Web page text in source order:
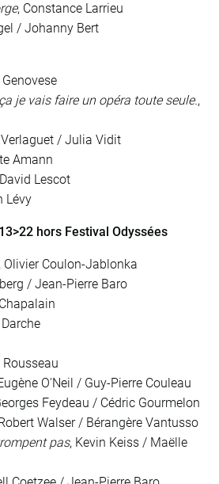
, Constance Larrieu
/ Johanny Bert
je vais faire un opéra toute seule.,
/ Julia Vidit
Amann
Lescot
Lévy
hors Festival Odyssées
Olivier Coulon-Jablonka
/ Jean-Pierre Baro
Rousseau
O'Neil / Guy-Pierre Couleau
Feydeau / Cédric Gourmelon
Walser / Bérangère Vantusso
pas, Kevin Keiss / Maëlle